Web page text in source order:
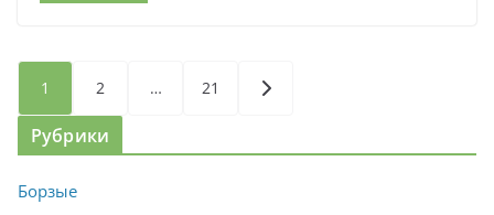
Пагинация
записей
1 2 … 21
Рубрики
Борзые